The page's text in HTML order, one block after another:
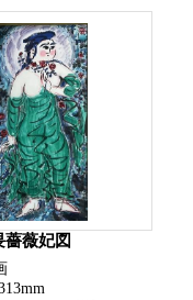
薔薇妃図